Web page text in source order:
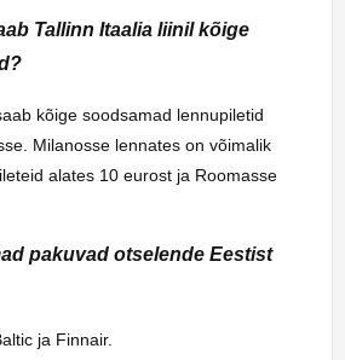
Tallinn Itaalia liinil kõige
kõige soodsamad lennupiletid
Milanosse lennates on võimalik
alates 10 eurost ja Roomasse
pakuvad otselende Eestist
ja Finnair.